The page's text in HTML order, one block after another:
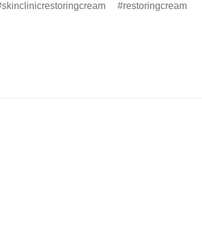
skinclinicrestoringcream restoringcream